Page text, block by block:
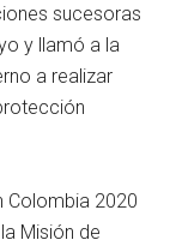
sucesoras
y llamó a la
a realizar
Colombia 2020
Misión de